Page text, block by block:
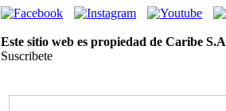
Este sitio web es propiedad de Caribe
Suscribete